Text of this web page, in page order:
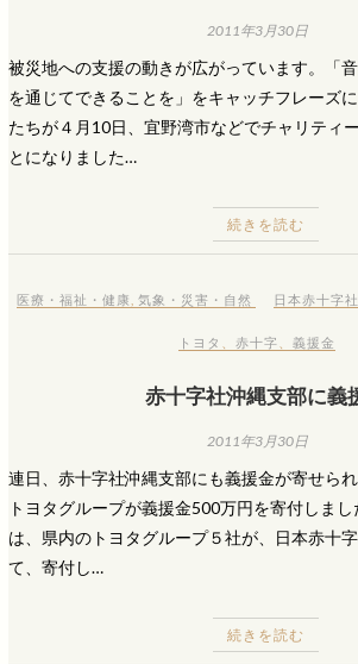
2011年3月30日
被災地への支援の動きが広がっています。「
を通じてできることを」をキャッチフレーズ
たちが４月10日、宜野湾市などでチャリティ
とになりました…
続きを読む
医療・福祉・健康 気象・災害・自然 日本赤十字
トヨタ 、赤十字 、義援金
赤十字社沖縄支部に義
2011年3月30日
連日、赤十字社沖縄支部にも義援金が寄せら
トヨタグループが義援金500万円を寄付しま
は、県内のトヨタグループ５社が、日本赤十
て、寄付し…
続きを読む